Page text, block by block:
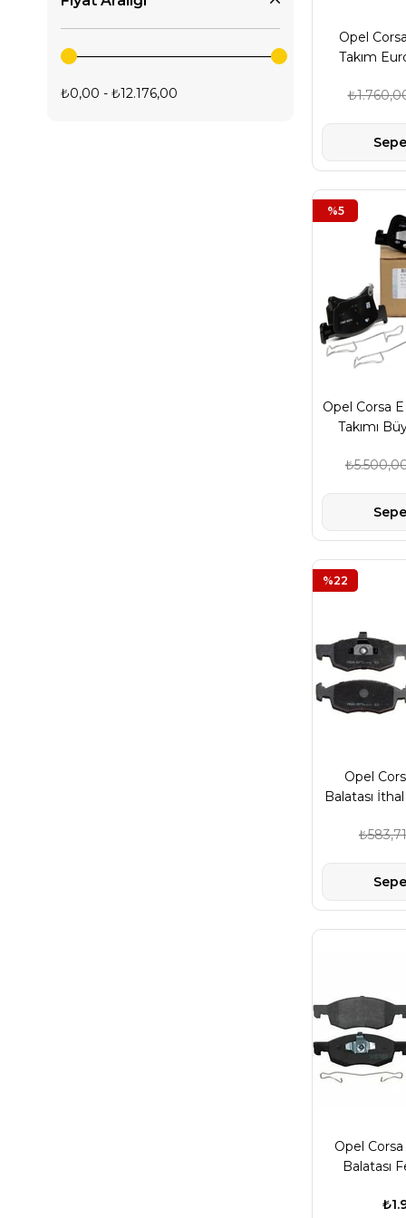
Opel Corsa E Kaporta Yedek Parça
₺0,00 - ₺12.176,00
Opel
Takım
Opel Corsa
Takımı
%5
Opel
Balatası
₺583,71
%22
Opel
Balatası